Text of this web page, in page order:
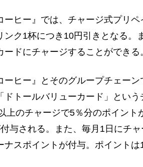
ーヒー』では、チャージ式プリ
ンク1杯につき10円引きとなる。
ードにチャージすることができる
ーヒー』とそのグループチェー
ドトールバリューカード」とい
上のチャージで5％分のポイント
与される。また、毎月1日にチ
ナスポイントが付与。ポイント